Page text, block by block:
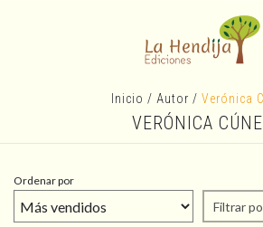
Inicio / Autor / Verónica
VERÓNICA
Ordenar por
Filtrar